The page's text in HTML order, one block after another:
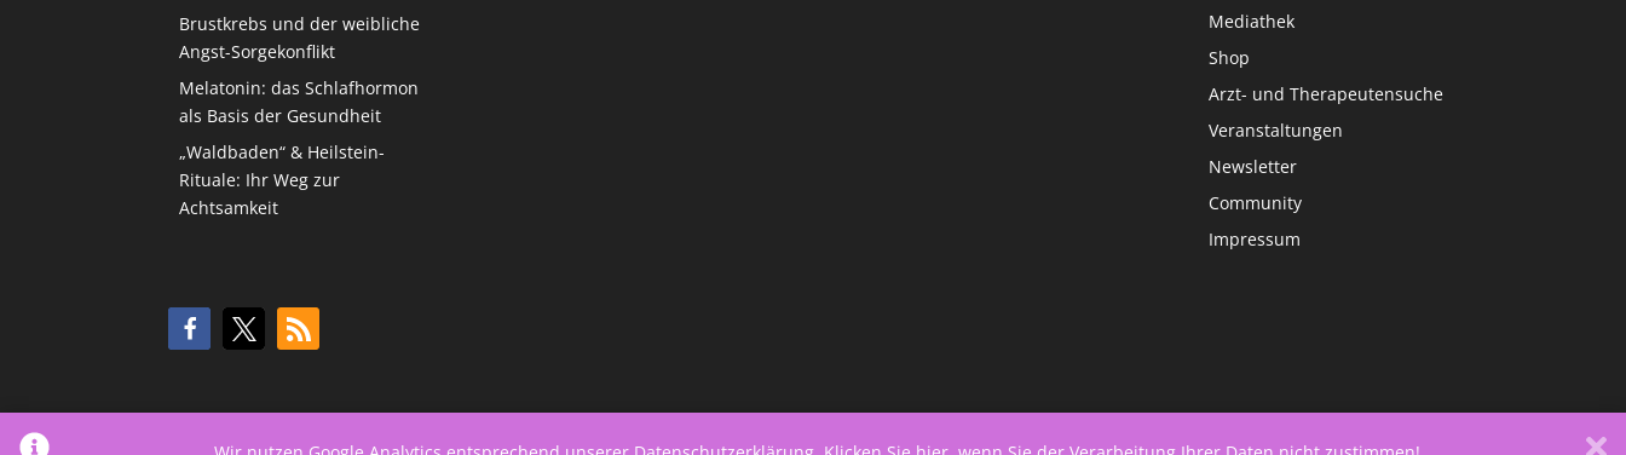
Brustkrebs und der weibliche
Angst-Sorgekonflikt
Melatonin: das Schlafhormon
als Basis der Gesundheit
„Waldbaden“ & Heilstein-
Rituale: Ihr Weg zur
Achtsamkeit
Mediathek
Shop
Arzt- und Therapeutensuche
Veranstaltungen
Newsletter
Community
Impressum